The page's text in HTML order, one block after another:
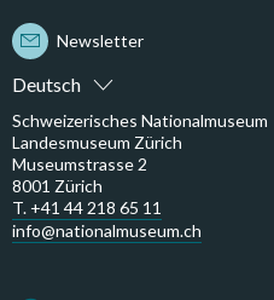
Deutsch
Newsletter
Schweizerisches Nationalmuseum
Landesmuseum Zürich
Museumstrasse 2
8001 Zürich
T. +41 44 218 65 11
info@nationalmuseum.ch